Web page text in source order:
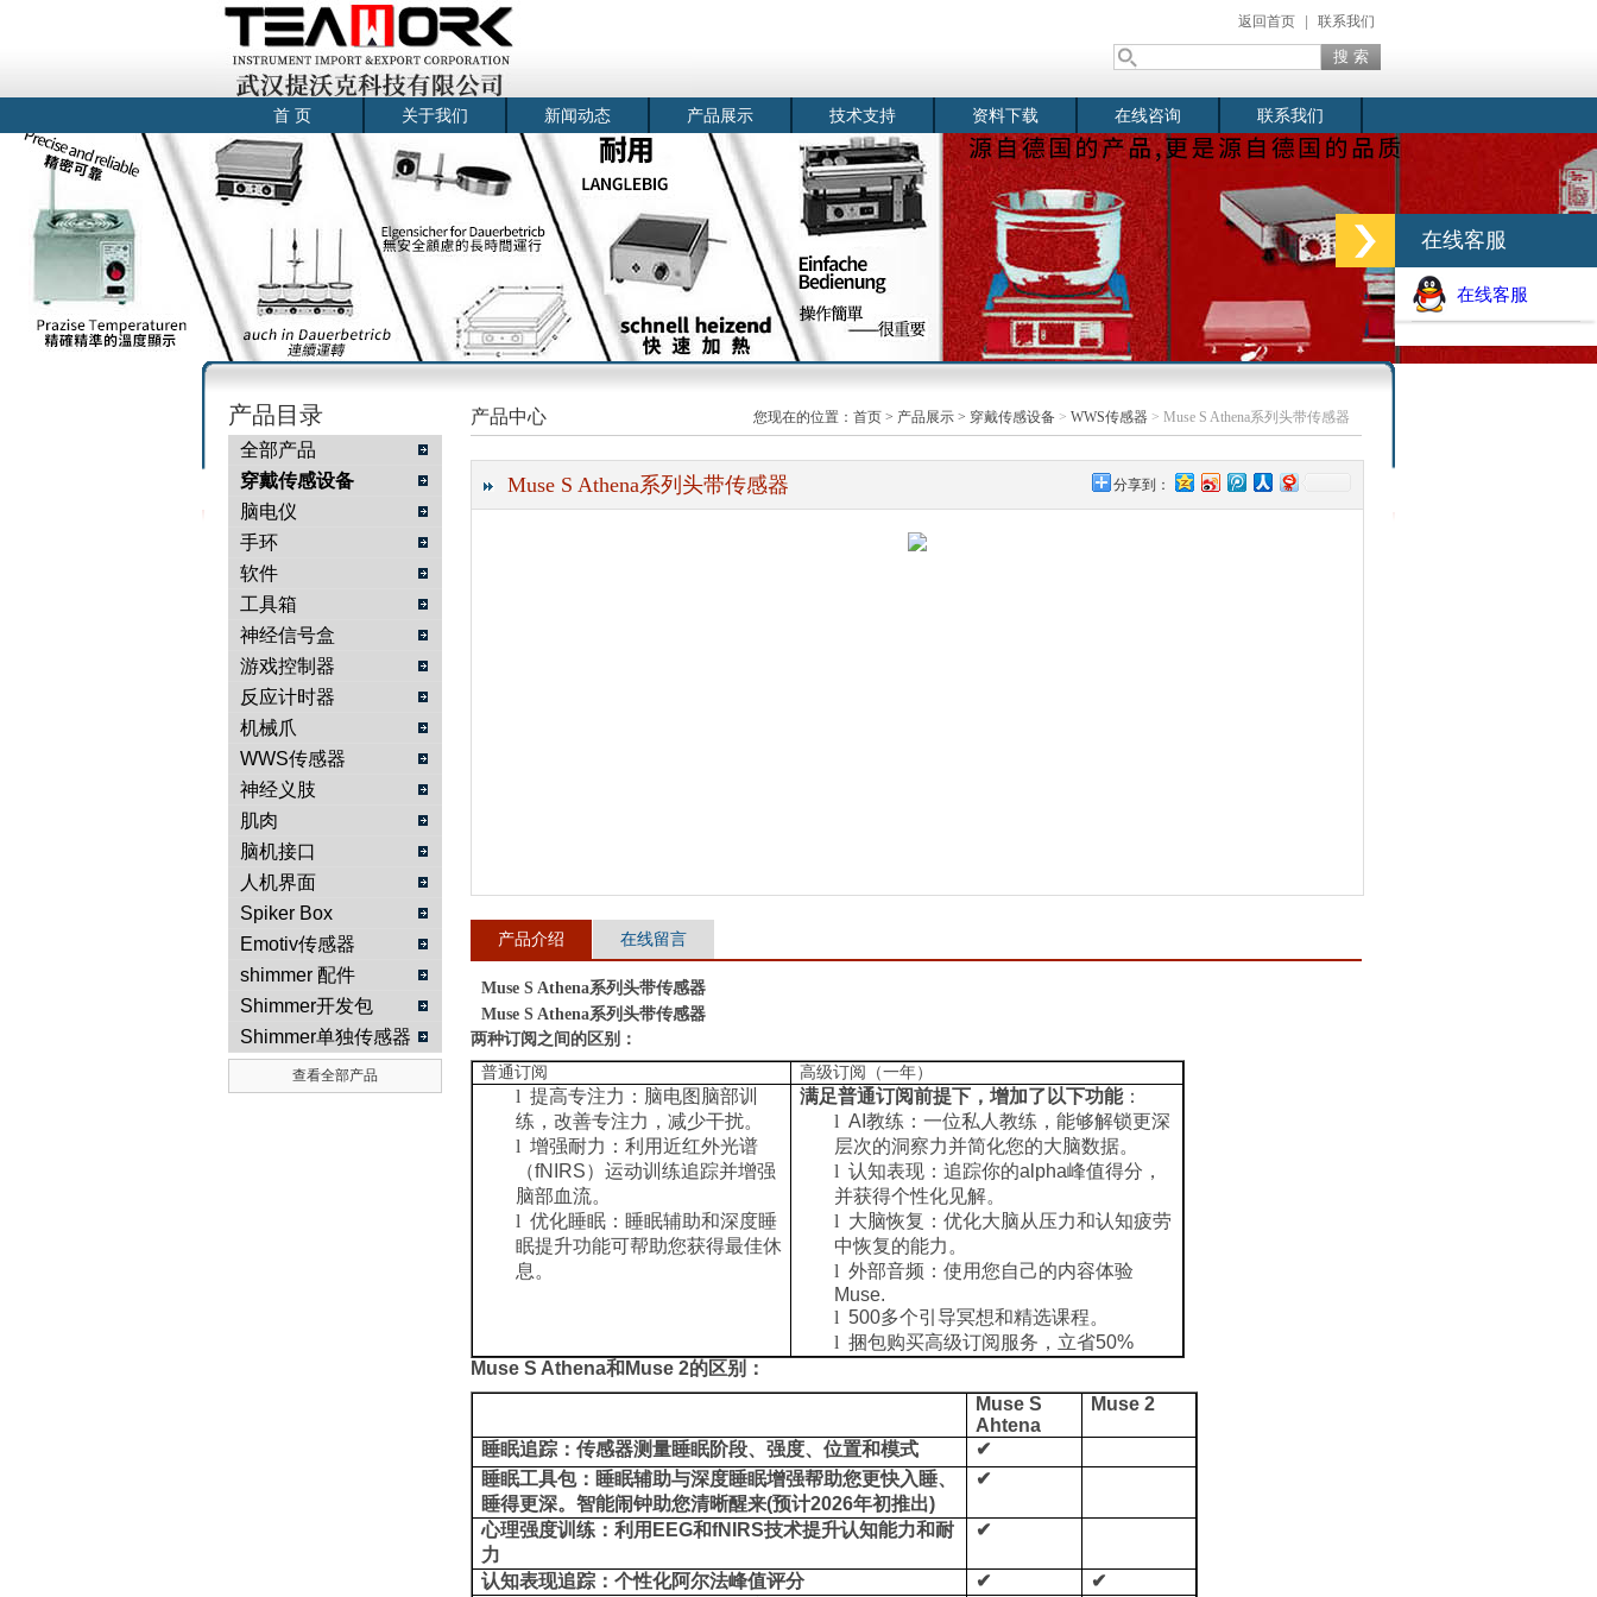
武汉提沃克科技有限公司
返回首页 联系我们
首 页 关于我们 新闻动态 产品展示 技术支持 资料下载 在线咨询 联系我们
产品目录
全部产品
穿戴传感设备
脑电仪
手环
软件
工具箱
神经信号盒
游戏控制器
反应计时器
机械爪
WWS传感器
神经义肢
肌肉
脑机接口
人机界面
Spiker Box
Emotiv传感器
shimmer 配件
Shimmer开发包
Shimmer单独传感器
查看全部产品
产品中心 您现在的位置： 首页 > 产品展示 > 穿戴传感设备 > WWS传感器 > Muse S Athena系列头带传感器
Muse S Athena系列头带传感器 分享到：
产品介绍 在线留言
Muse S Athena系列头带传感器
Muse S Athena系列头带传感器
两种订阅之间的区别：
普通订阅
高级订阅（一年）
l 提高专注力：脑电图脑部训
练，改善专注力，减少干扰。
l 增强耐力：利用近红外光谱
（fNIRS）运动训练追踪并增强
脑部血流。
l 优化睡眠：睡眠辅助和深度睡
眠提升功能可帮助您获得最佳休
息。
满足普通订阅前提下，增加了以下功能：
l AI教练：一位私人教练，能够解锁更深
层次的洞察力并简化您的大脑数据。
l 认知表现：追踪你的alpha峰值得分，
并获得个性化见解。
l 大脑恢复：优化大脑从压力和认知疲劳
中恢复的能力。
l 外部音频：使用您自己的内容体验
Muse.
l 500多个引导冥想和精选课程。
l 捆包购买高级订阅服务，立省50%
Muse S Athena和Muse 2的区别：
Muse S
Ahtena
Muse 2
睡眠追踪：传感器测量睡眠阶段、强度、位置和模式
✔
睡眠工具包：睡眠辅助与深度睡眠增强帮助您更快入睡、
睡得更深。智能闹钟助您清晰醒来(预计2026年初推出)
✔
心理强度训练：利用EEG和fNIRS技术提升认知能力和耐
力
✔
认知表现追踪：个性化阿尔法峰值评分 ✔ ✔
在线客服
在线客服